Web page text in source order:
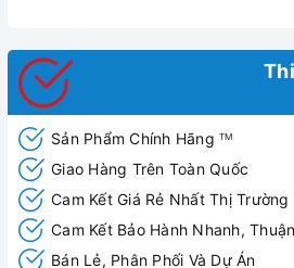
Sản Phẩm Chính Hãng TM
Giao Hàng Trên Toàn Quốc
Cam Kết Giá Rẻ Nhất Thị Trường
Cam Kết Bảo Hành Nhanh,
Bán Lẻ, Phân Phối Và Dự Án